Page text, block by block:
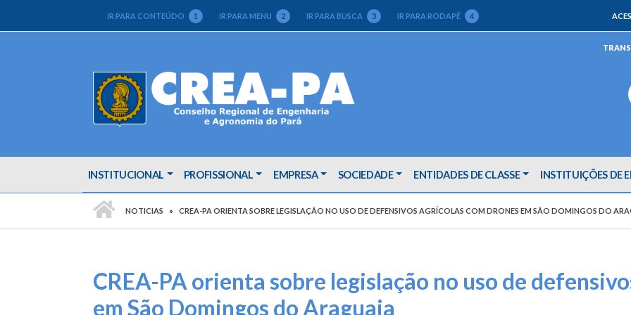
IR PARA CONTEÚDO 1 IR PARA MENU 2 IR PARA BUSCA 3 IR PARA RODAPÉ 4
INSTITUCIONAL PROFISSIONAL EMPRESA SOCIEDADE ENTIDADES DE CLASSE INSTITUIÇÕES DE
NOTICIAS CREA-PA ORIENTA SOBRE LEGISLAÇÃO NO USO DE DEFENSIVOS AGRÍCOLAS COM DRONES EM SÃO DOMINGOS DO
CREA-PA orienta sobre legislação no uso de
em São Domingos do Araguaia